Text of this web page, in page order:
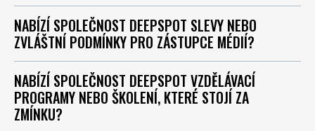
NABÍZÍ SPOLEČNOST DEEPSPOT SLEVY NEBO
ZVLÁŠTNÍ PODMÍNKY PRO ZÁSTUPCE MÉDIÍ?
NABÍZÍ SPOLEČNOST DEEPSPOT VZDĚLÁVACÍ
PROGRAMY NEBO ŠKOLENÍ, KTERÉ STOJÍ ZA
ZMÍNKU?